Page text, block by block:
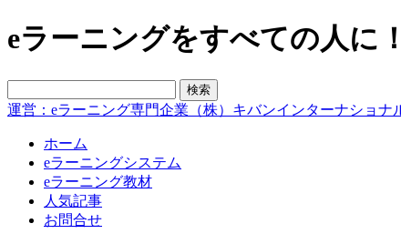
eラーニングをすべての人に
運営：eラーニング専門企業（株）キバンインターナショナ
ホーム
eラーニングシステム
eラーニング教材
人気記事
お問合せ